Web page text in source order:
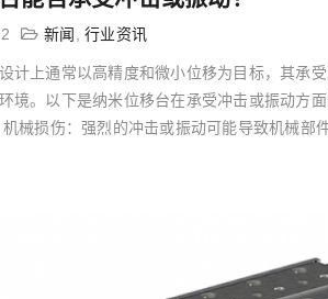
新闻 行业资讯
计上通常以高精度和微小位移为目标，其承
境。以下是纳米位移台在承受冲击或振动方
械损伤：强烈的冲击或振动可能导致机械部